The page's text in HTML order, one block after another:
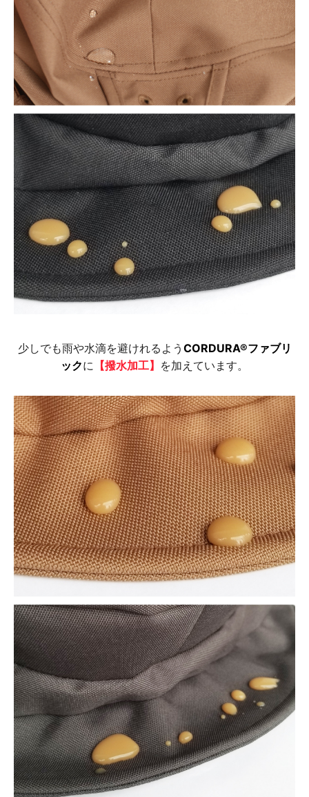
少しでも雨や水滴を避けれるよう CORDURA®ファブリ
ックに 【撥水加工】 を加えています。